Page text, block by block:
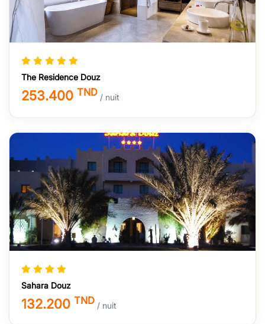
The Residence Douz
253.400 TND / nuit
Sahara Douz
132.200 TND / nuit